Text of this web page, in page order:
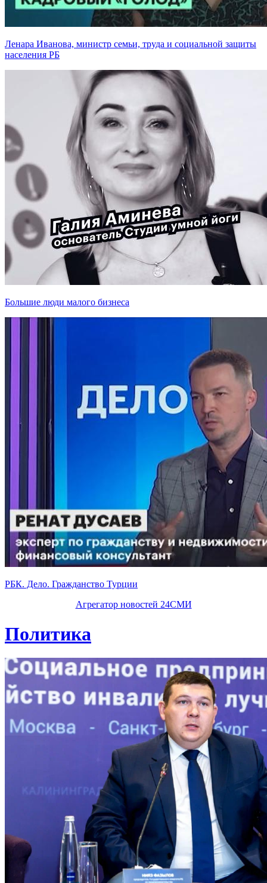
Ленара Иванова, министр семьи, труда и социальной защиты
населения РБ
Большие люди малого бизнеса
РБК. Дело. Гражданство Турции
Агрегатор новостей 24СМИ
Политика